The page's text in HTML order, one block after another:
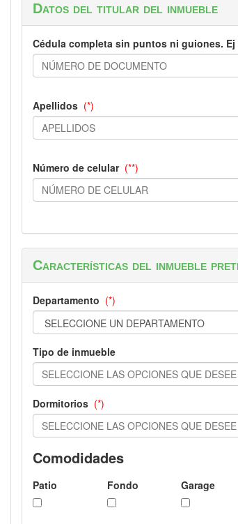
Datos del titular del inmueble
Cédula completa sin puntos ni guiones. Ej
Apellidos (*)
Número de celular (**)
Características del inmueble
Departamento (*)
Tipo de inmueble
Dormitorios (*)
Comodidades
Patio Fondo Garage